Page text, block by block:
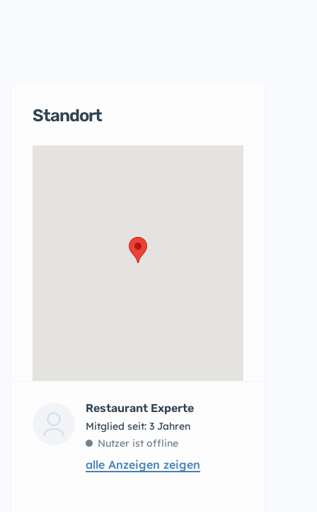
Standort
Restaurant Experte
Mitglied seit: 3 Jahren
Nutzer ist offline
alle Anzeigen zeigen